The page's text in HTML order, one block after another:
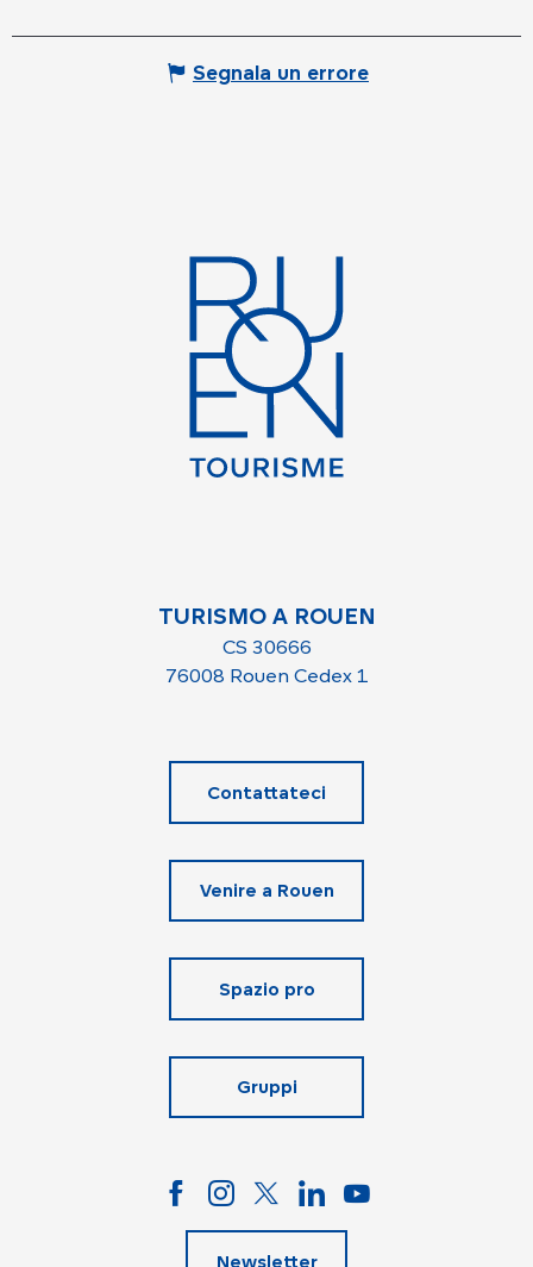
Segnala un errore
TURISMO A ROUEN
CS 30666
76008 Rouen Cedex 1
Contattateci
Venire a Rouen
Spazio pro
Gruppi
Newsletter